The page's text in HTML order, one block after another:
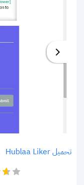
تحميل Hublaa Liker